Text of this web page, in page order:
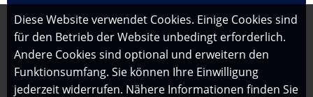
Diese Website verwendet Cookies. Einige Cookies sind
für den Betrieb der Website unbedingt erforderlich.
Andere Cookies sind optional und erweitern den
Funktionsumfang. Sie können Ihre Einwilligung
jederzeit widerrufen. Nähere Informationen finden Sie